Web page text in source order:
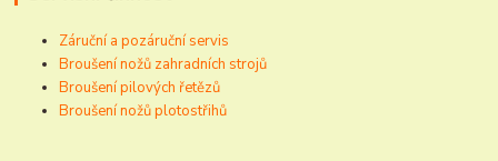
Záruční a pozáruční servis
Broušení nožů zahradních strojů
Broušení pilových řetězů
Broušení nožů plotostřihů